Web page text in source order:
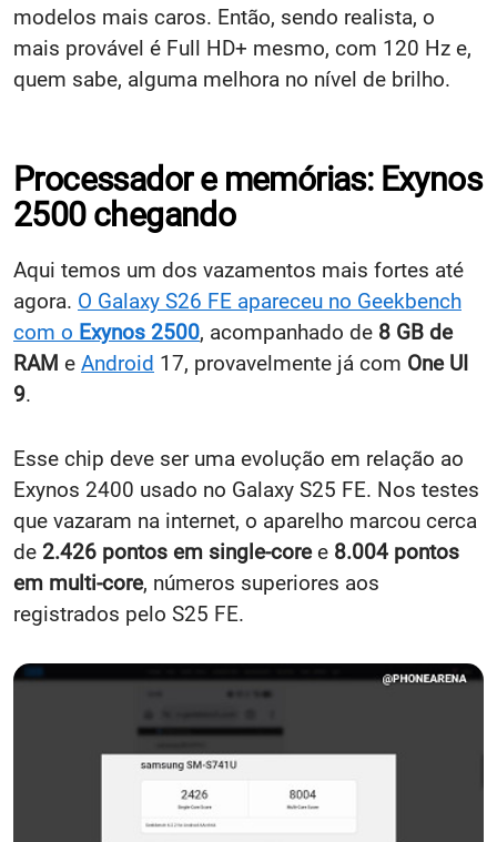
modelos mais caros. Então, sendo realista, o
mais provável é Full HD+ mesmo, com 120 Hz e,
quem sabe, alguma melhora no nível de brilho.
Processador e memórias: Exynos
2500 chegando
Aqui temos um dos vazamentos mais fortes até
agora. O Galaxy S26 FE apareceu no Geekbench
com o Exynos 2500, acompanhado de 8 GB de
RAM e Android 17, provavelmente já com One UI
9.
Esse chip deve ser uma evolução em relação ao
Exynos 2400 usado no Galaxy S25 FE. Nos testes
que vazaram na internet, o aparelho marcou cerca
de 2.426 pontos em single-coree 8.004 pontos
em multi-core, números superiores aos
registrados pelo S25 FE.